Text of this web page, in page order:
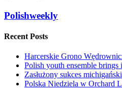
Polishweekly
Recent Posts
Harcerskie Grono
Polish youth ensemble
Zasłużony sukces
Polska Niedziela w Orchard